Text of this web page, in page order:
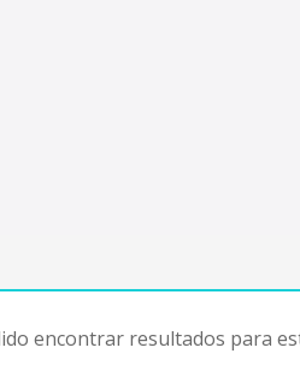
encontrar resultados para